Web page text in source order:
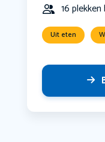
16
Uit eten